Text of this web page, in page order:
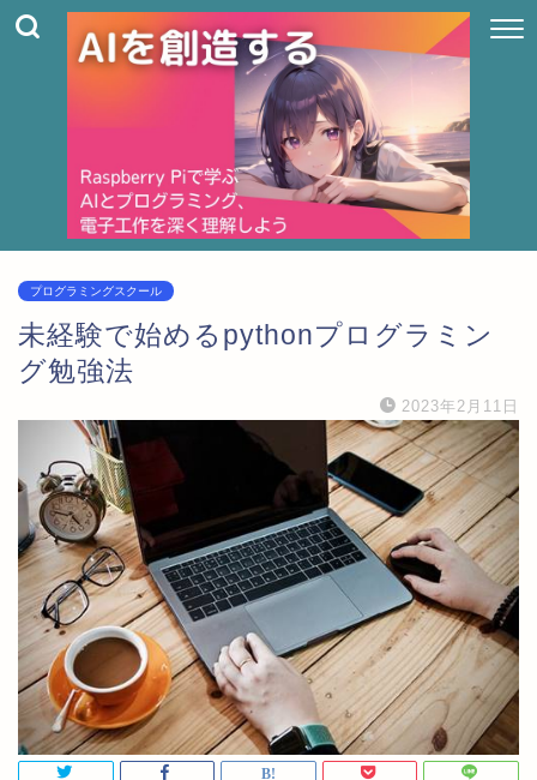
プログラミングスクール
未経験で始めるpythonプログラミン
グ勉強法
2023年2月11日